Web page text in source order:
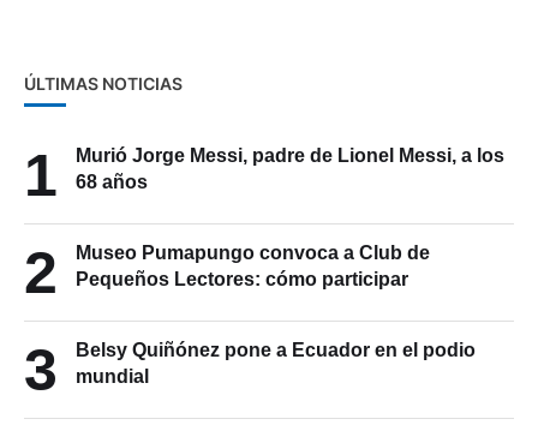
ÚLTIMAS NOTICIAS
1
Murió Jorge Messi, padre de Lionel Messi, a los
68 años
2
Museo Pumapungo convoca a Club de
Pequeños Lectores: cómo participar
3
Belsy Quiñónez pone a Ecuador en el podio
mundial